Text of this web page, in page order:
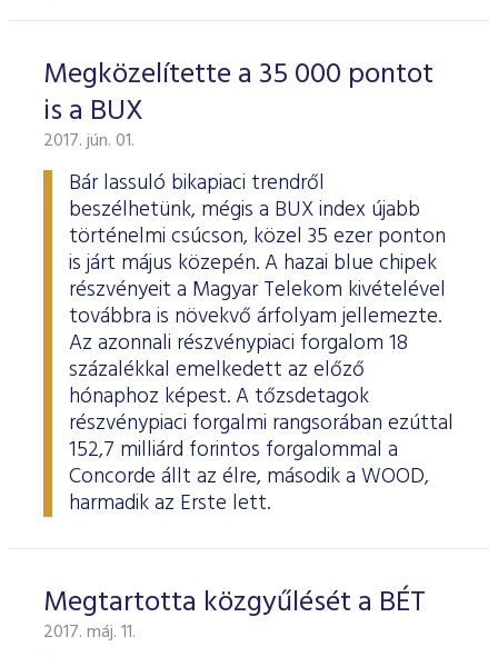
Megközelítette a 35 000 pontot
is a BUX
2017. jún. 01.
Bár lassuló bikapiaci trendről
beszélhetünk, mégis a BUX index újabb
történelmi csúcson, közel 35 ezer ponton
is járt május közepén. A hazai blue chipek
részvényeit a Magyar Telekom kivételével
továbbra is növekvő árfolyam jellemezte.
Az azonnali részvénypiaci forgalom 18
százalékkal emelkedett az előző
hónaphoz képest. A tőzsdetagok
részvénypiaci forgalmi rangsorában ezúttal
152,7 milliárd forintos forgalommal a
Concorde állt az élre, második a WOOD,
harmadik az Erste lett.
Megtartotta közgyűlését a BÉT
2017. máj. 11.